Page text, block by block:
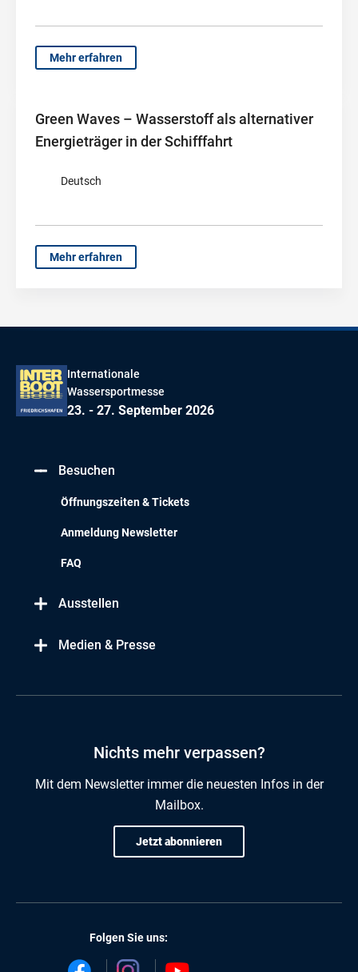
Mehr erfahren
Green Waves – Wasserstoff als alternativer
Energieträger in der Schifffahrt
Deutsch
Mehr erfahren
Internationale
Wassersportmesse
23. - 27. September 2026
Besuchen
Öffnungszeiten & Tickets
Anmeldung Newsletter
FAQ
Ausstellen
Medien & Presse
Nichts mehr verpassen?
Mit dem Newsletter immer die neuesten Infos in der
Mailbox.
Jetzt abonnieren
Folgen Sie uns: